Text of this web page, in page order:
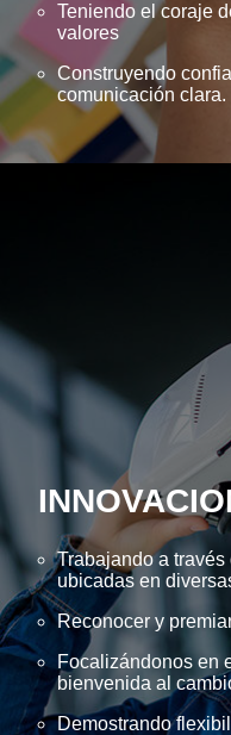
Teniendo el coraje
valores
Construyendo
comunicación clara.
Trabajando a
ubicadas en
Reconocer y
Focalizándonos en
bienvenida al
Demostrando